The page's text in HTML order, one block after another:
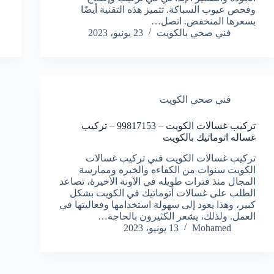
وفحص عيوب السباكة. تتميز هذه التقنية أيضًا
بسعرها المنخفض. اتصل…
فني صحي بالكويت
23 يونيو، 2023
فني صحي الكويت
تركيب غسالات الكويت – 99817153 – تركيب
غساله اتوماتيك بالكويت
تركيب غسالات الكويت فني تركيب غسالات
الكويت سنوات من الكفاءه والخبره وممارسة
المجال منذ فترات طويله في الآونة الأخيرة، تصاعد
الطلب على غسالات أتوماتيك في الكويت بشكل
كبير، وهذا يعود إلى سهولة استخدامها وفعاليتها في
العمل. ولذلك، يشعر الكثيرون بالحاجة…
Mohamed
13 يونيو، 2023